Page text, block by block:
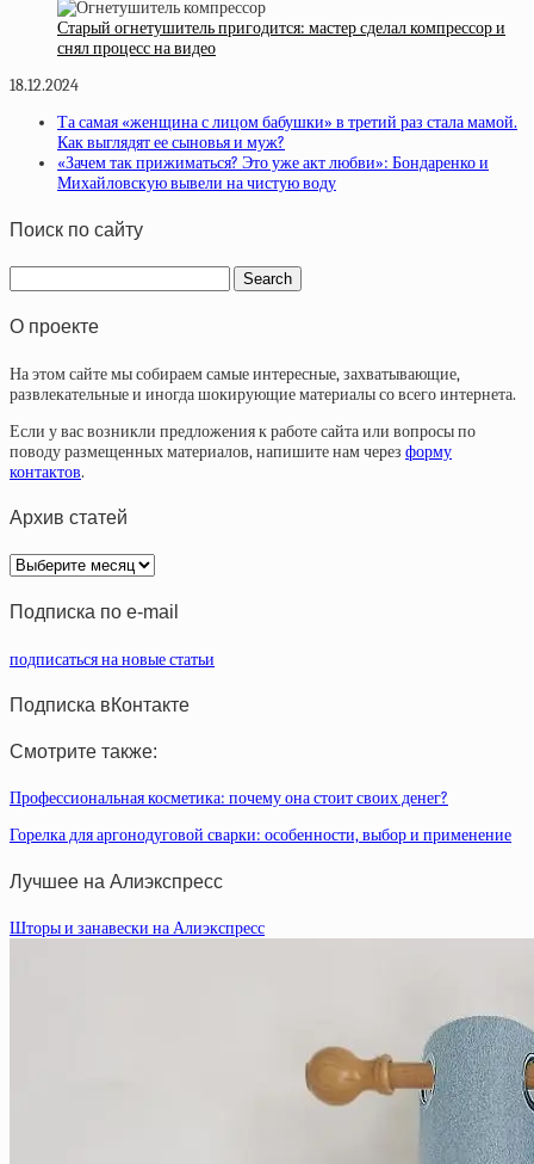
Старый огнетушитель пригодится: мастер сделал компрессор и
снял процесс на видео
18.12.2024
Та самая «женщина с лицом бабушки» в третий раз стала мамой.
Как выглядят ее сыновья и муж?
«Зачем так прижиматься? Это уже акт любви»: Бондаренко и
Михайловскую вывели на чистую воду
Поиск по сайту
О проекте
На этом сайте мы собираем самые интересные, захватывающие,
развлекательные и иногда шокирующие материалы со всего интернета.
Если у вас возникли предложения к работе сайта или вопросы по
поводу размещенных материалов, напишите нам через форму
контактов.
Архив статей
Архив
статей
Подписка по e-mail
подписаться на новые статьи
Подписка вКонтакте
Смотрите также:
Профессиональная косметика: почему она стоит своих денег?
Горелка для аргонодуговой сварки: особенности, выбор и применение
Лучшее на Алиэкспресс
Шторы и занавески на Алиэкспресс